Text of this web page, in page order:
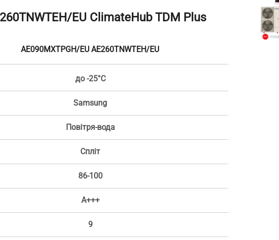
EU ClimateHub TDM Plus
AE090MXTPGH/EU AE260TNWTEH/EU
до -25°C
Samsung
Повітря-вода
Спліт
86-100
A+++
9